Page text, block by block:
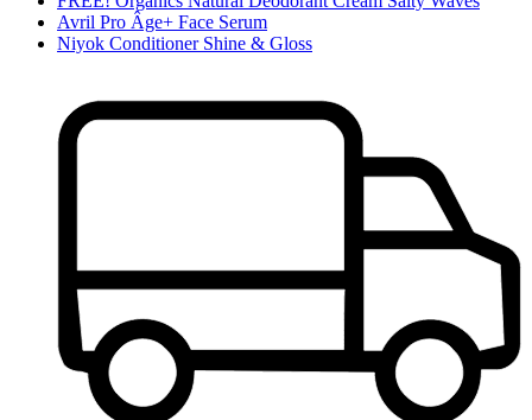
Avril Pro Âge+ Face Serum
Niyok Conditioner Shine & Gloss